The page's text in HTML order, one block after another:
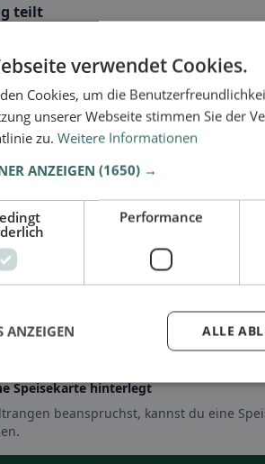
teilt
– besonders bei glutenfrei, vegan,
Speisekarte hinterlegt
beanspruchst, kannst du eine
verwendet Cookies.
Cookies, um die
unserer Webseite stimmen Sie der
zu. Weitere Informationen
ANZEIGEN (1650) →
Performance
ALLE
ANZEIGEN